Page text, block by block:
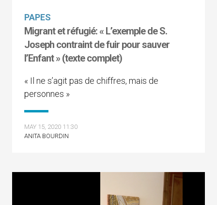
PAPES
Migrant et réfugié: « L’exemple de S.
Joseph contraint de fuir pour sauver
l’Enfant » (texte complet)
« Il ne s’agit pas de chiffres, mais de
personnes »
MAY 15, 2020 11:30
ANITA BOURDIN